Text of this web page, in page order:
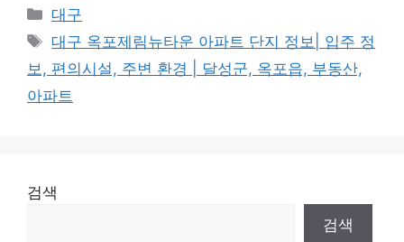
Categories
대구
Tags
대구 옥포제림뉴타운 아파트 단지 정보| 입주 정
보, 편의시설, 주변 환경 | 달성군, 옥포읍, 부동산,
아파트
검색
검색